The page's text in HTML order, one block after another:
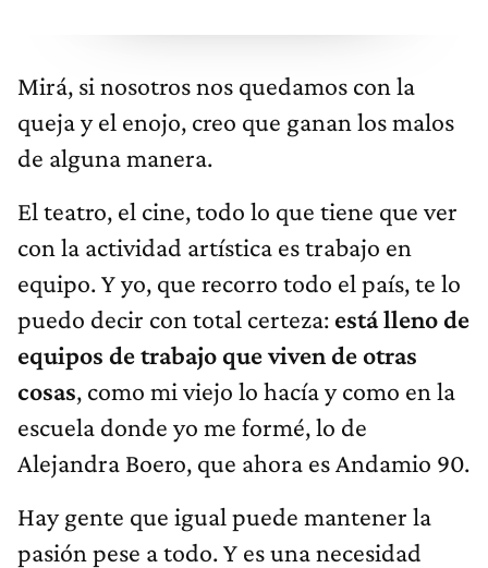
Mirá, si nosotros nos quedamos con la
queja y el enojo, creo que ganan los malos
de alguna manera.
El teatro, el cine, todo lo que tiene que ver
con la actividad artística es trabajo en
equipo. Y yo, que recorro todo el país, te lo
puedo decir con total certeza: está lleno de
equipos de trabajo que viven de otras
cosas, como mi viejo lo hacía y como en la
escuela donde yo me formé, lo de
Alejandra Boero, que ahora es Andamio 90.
Hay gente que igual puede mantener la
pasión pese a todo. Y es una necesidad